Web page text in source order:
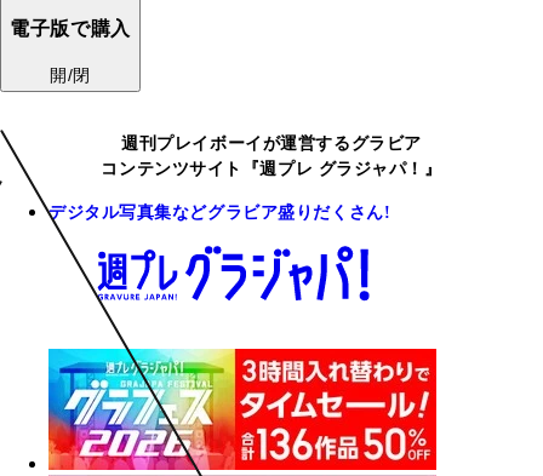
電子版で購入
開/閉
週刊プレイボーイが運営するグラビア
コンテンツサイト『週プレ グラジャパ！』
デジタル写真集などグラビア盛りだくさん!